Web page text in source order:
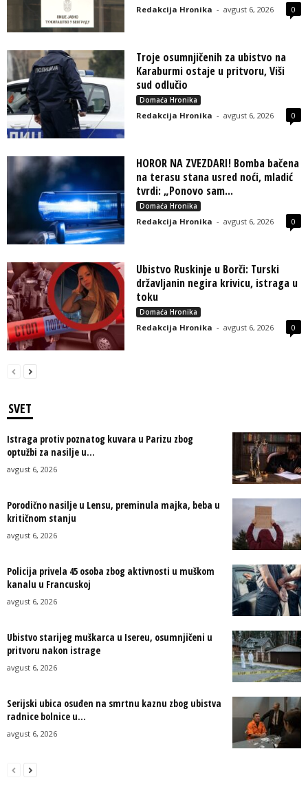
Redakcija Hronika - avgust 6, 2026 0
Troje osumnjičenih za ubistvo na
Karaburmi ostaje u pritvoru, Viši
sud odlučio
Domaća Hronika
Redakcija Hronika - avgust 6, 2026 0
HOROR NA ZVEZDARI! Bomba bačena
na terasu stana usred noći, mladić
tvrdi: „Ponovo sam...
Domaća Hronika
Redakcija Hronika - avgust 6, 2026 0
Ubistvo Ruskinje u Borči: Turski
državljanin negira krivicu, istraga u
toku
Domaća Hronika
Redakcija Hronika - avgust 6, 2026 0
SVET
Istraga protiv poznatog kuvara u Parizu zbog
optužbi za nasilje u...
avgust 6, 2026
Porodično nasilje u Lensu, preminula majka, beba u
kritičnom stanju
avgust 6, 2026
Policija privela 45 osoba zbog aktivnosti u muškom
kanalu u Francuskoj
avgust 6, 2026
Ubistvo starijeg muškarca u Isereu, osumnjičeni u
pritvoru nakon istrage
avgust 6, 2026
Serijski ubica osuđen na smrtnu kaznu zbog ubistva
radnice bolnice u...
avgust 6, 2026